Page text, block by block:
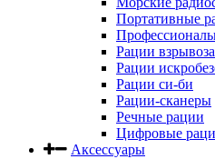
Портативные
Рации
Рации
Рации си-би
Рации-сканеры
Речные рации
Цифровые
Аксессуары